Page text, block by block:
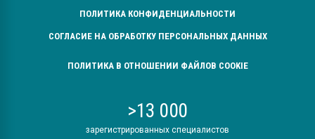
ПОЛИТИКА КОНФИДЕНЦИАЛЬНОСТИ
СОГЛАСИЕ НА ОБРАБОТКУ ПЕРСОНАЛЬНЫХ ДАННЫХ
ПОЛИТИКА В ОТНОШЕНИИ ФАЙЛОВ COOKIE
>13 000
зарегистрированных специалистов